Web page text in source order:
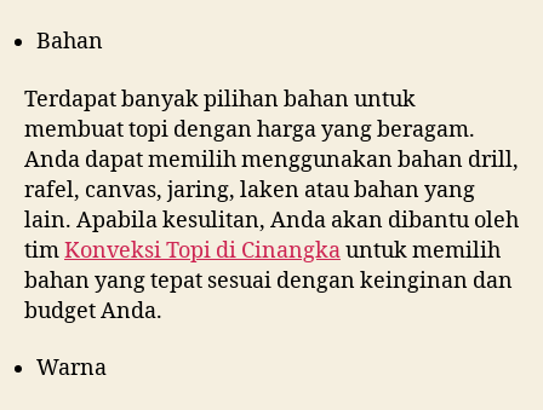
Bahan
Terdapat banyak pilihan bahan untuk
membuat topi dengan harga yang beragam.
Anda dapat memilih menggunakan bahan drill,
rafel, canvas, jaring, laken atau bahan yang
lain. Apabila kesulitan, Anda akan dibantu oleh
timKonveksi Topi di Cinangkauntuk memilih
bahan yang tepat sesuai dengan keinginan dan
budget Anda.
Warna